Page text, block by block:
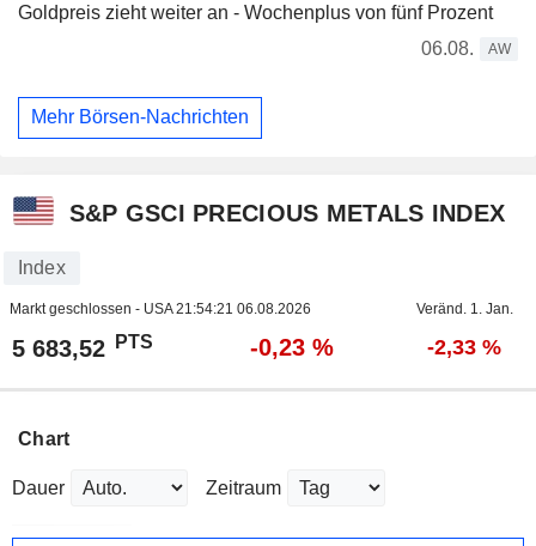
Goldpreis zieht weiter an - Wochenplus von fünf Prozent
06.08.
AW
Mehr Börsen-Nachrichten
S&P GSCI PRECIOUS METALS INDEX
Index
Markt geschlossen - USA21:54:21 06.08.2026 Veränd. 1. Jan.
5 683,52 PTS -0,23 % -2,33 %
Chart
Dauer Zeitraum